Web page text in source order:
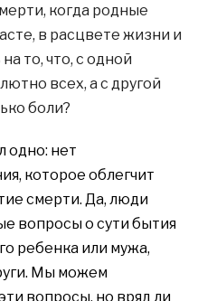
когда родные
в расцвете жизни и
то, что, с одной
всех, а с другой
боли?
одно: нет
которое облегчит
смерти. Да, люди
вопросы о сути бытия
ребенка или мужа,
Мы можем
вопросы, но вряд ли